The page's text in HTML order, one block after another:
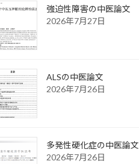
強迫性障害の中医論文
2026年7月27日
ALSの中医論文
2026年7月26日
多発性硬化症の中医論文
2026年7月26日